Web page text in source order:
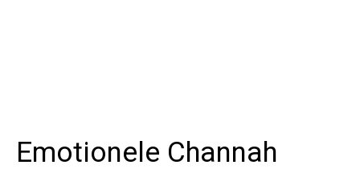
Emotionele Channah